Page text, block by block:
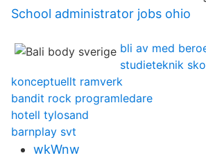
School administrator jobs ohio
bli av med
studieteknik
konceptuellt ramverk
bandit rock programledare
hotell tylosand
barnplay svt
wkWnw